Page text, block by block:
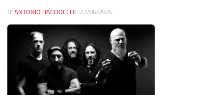
DI ANTONIO BACCIOCCHI · 22/06/2026